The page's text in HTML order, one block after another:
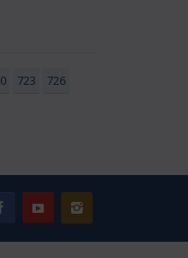
723
726